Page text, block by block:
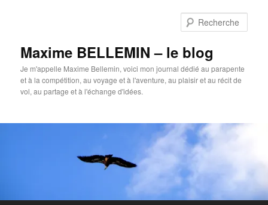
Maxime BELLEMIN – le blog
Je m'appelle Maxime Bellemin, voici mon journal dédié au parapente
et à la compétition, au voyage et à l'aventure, au plaisir et au récit de
vol, au partage et à l'échange d'idées.